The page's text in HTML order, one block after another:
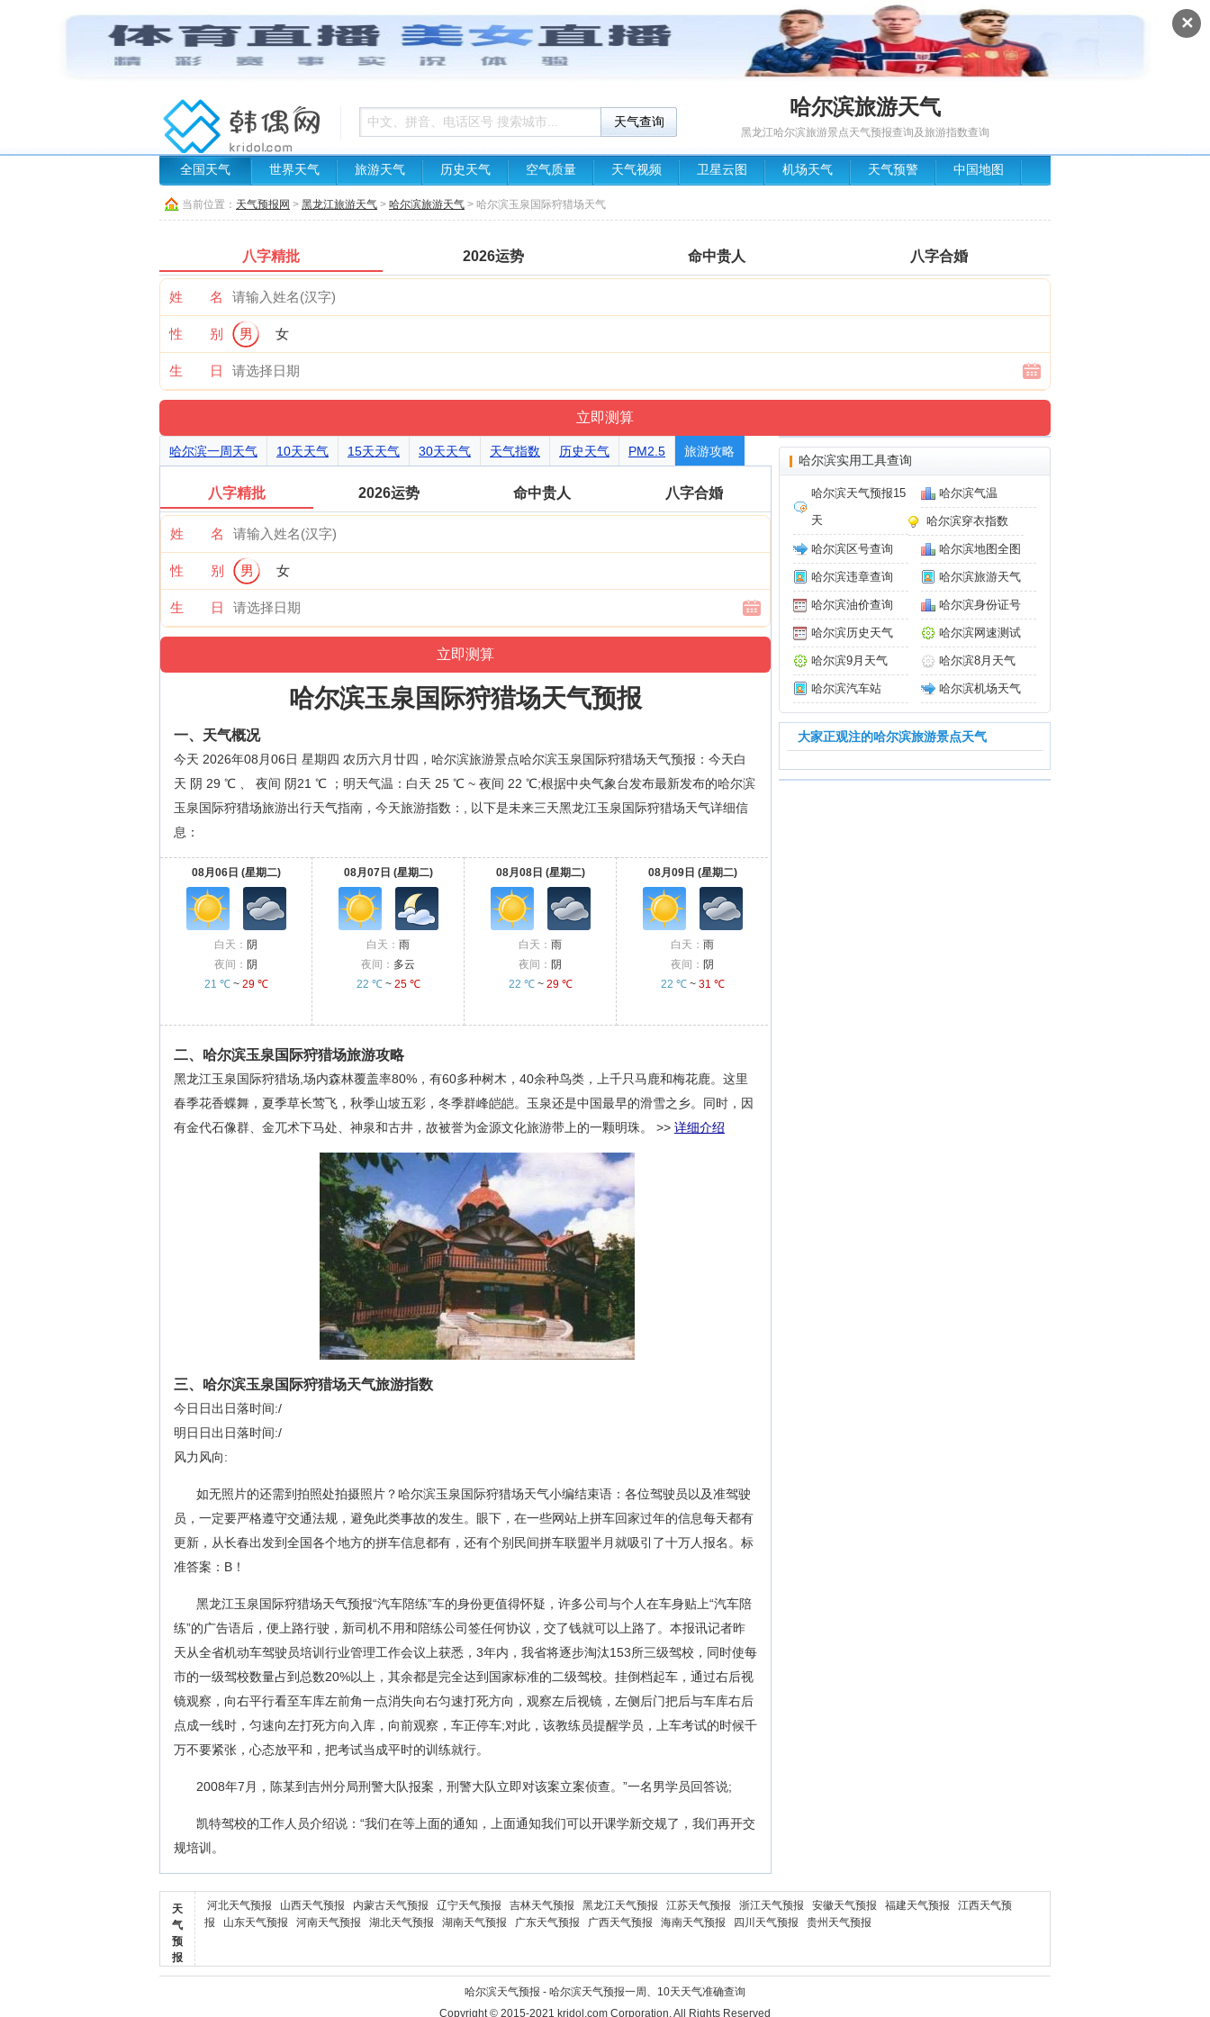
✕
哈尔滨旅游天气
黑龙江哈尔滨旅游景点天气预报查询及旅游指数查询
全国天气 世界天气 旅游天气 历史天气 空气质量 天气视频 卫星云图 机场天气 天气预警 中国地图
当前位置： 天气预报网 > 黑龙江旅游天气 > 哈尔滨旅游天气 > 哈尔滨玉泉国际狩猎场天气
八字精批 2026运势 命中贵人 八字合婚
姓 名
性 别 男 女
生 日
哈尔滨一周天气 10天天气 15天天气 30天天气 天气指数 历史天气 PM2.5 旅游攻略
八字精批 2026运势 命中贵人 八字合婚
姓 名
性 别 男 女
生 日
哈尔滨玉泉国际狩猎场天气预报
一、天气概况
今天 2026年08月06日 星期四 农历六月廿四，哈尔滨旅游景点哈尔滨玉泉国际狩猎场天气预报：今天白
天 阴 29 ℃ 、 夜间 阴21 ℃ ；明天气温：白天 25 ℃ ~ 夜间 22 ℃;根据中央气象台发布最新发布的哈尔滨
玉泉国际狩猎场旅游出行天气指南，今天旅游指数：, 以下是未来三天黑龙江玉泉国际狩猎场天气详细信
息：
08月06日 (星期二)
白天： 阴
夜间： 阴
21 ℃~ 29 ℃
08月07日 (星期二)
白天： 雨
夜间： 多云
22 ℃~ 25 ℃
08月08日 (星期二)
白天： 雨
夜间： 阴
22 ℃~ 29 ℃
08月09日 (星期二)
白天： 雨
夜间： 阴
22 ℃~ 31 ℃
二、哈尔滨玉泉国际狩猎场旅游攻略
黑龙江玉泉国际狩猎场,场内森林覆盖率80%，有60多种树木，40余种鸟类，上千只马鹿和梅花鹿。这里
春季花香蝶舞，夏季草长莺飞，秋季山坡五彩，冬季群峰皑皑。玉泉还是中国最早的滑雪之乡。同时，因
有金代石像群、金兀术下马处、神泉和古井，故被誉为金源文化旅游带上的一颗明珠。 >> 详细介绍
三、哈尔滨玉泉国际狩猎场天气旅游指数
今日日出日落时间:/
明日日出日落时间:/
风力风向:
如无照片的还需到拍照处拍摄照片？哈尔滨玉泉国际狩猎场天气小编结束语：各位驾驶员以及准驾驶
员，一定要严格遵守交通法规，避免此类事故的发生。眼下，在一些网站上拼车回家过年的信息每天都有
更新，从长春出发到全国各个地方的拼车信息都有，还有个别民间拼车联盟半月就吸引了十万人报名。标
准答案：B！
黑龙江玉泉国际狩猎场天气预报“汽车陪练”车的身份更值得怀疑，许多公司与个人在车身贴上“汽车陪
练”的广告语后，便上路行驶，新司机不用和陪练公司签任何协议，交了钱就可以上路了。本报讯记者昨
天从全省机动车驾驶员培训行业管理工作会议上获悉，3年内，我省将逐步淘汰153所三级驾校，同时使每
市的一级驾校数量占到总数20%以上，其余都是完全达到国家标准的二级驾校。挂倒档起车，通过右后视
镜观察，向右平行看至车库左前角一点消失向右匀速打死方向，观察左后视镜，左侧后门把后与车库右后
点成一线时，匀速向左打死方向入库，向前观察，车正停车;对此，该教练员提醒学员，上车考试的时候千
万不要紧张，心态放平和，把考试当成平时的训练就行。
2008年7月，陈某到吉州分局刑警大队报案，刑警大队立即对该案立案侦查。”一名男学员回答说;
凯特驾校的工作人员介绍说：“我们在等上面的通知，上面通知我们可以开课学新交规了，我们再开交
规培训。
哈尔滨实用工具查询
哈尔滨天气预报15
天
哈尔滨气温
哈尔滨穿衣指数
哈尔滨地图全图
哈尔滨区号查询
哈尔滨旅游天气
哈尔滨违章查询
哈尔滨身份证号
哈尔滨油价查询
哈尔滨网速测试
哈尔滨历史天气
哈尔滨8月天气
哈尔滨9月天气
哈尔滨机场天气
哈尔滨汽车站
大家正观注的哈尔滨旅游景点天气
天
气
预
报
河北天气预报 山西天气预报 内蒙古天气预报 辽宁天气预报 吉林天气预报 黑龙江天气预报 江苏天气预报 浙江天气预报 安徽天气预报 福建天气预报
江西天气预
报
山东天气预报 河南天气预报 湖北天气预报 湖南天气预报 广东天气预报 广西天气预报 海南天气预报 四川天气预报 贵州天气预报
哈尔滨天气预报 - 哈尔滨天气预报一周、10天天气准确查询
Copyright © 2015-2021 kridol.com Corporation, All Rights Reserved